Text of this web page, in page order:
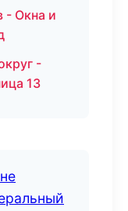
- Окна и
-
13